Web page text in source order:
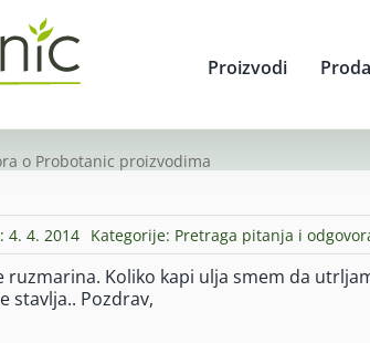
Proizvodi
o Probotanic proizvodima
4. 4. 2014 Kategorije: Pretraga pitanja i
Koliko kapi ulja smem da
stavlja.. Pozdrav,